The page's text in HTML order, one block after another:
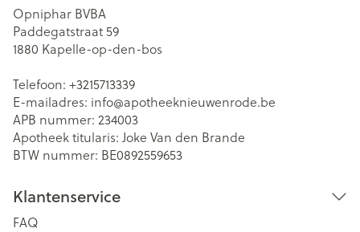
Opniphar BVBA
Paddegatstraat 59
1880 Kapelle-op-den-bos
Telefoon: +3215713339
E-mailadres: info@apotheeknieuwenrode.be
APB nummer: 234003
Apotheek titularis: Joke Van den Brande
BTW nummer: BE0892559653
Klantenservice
FAQ